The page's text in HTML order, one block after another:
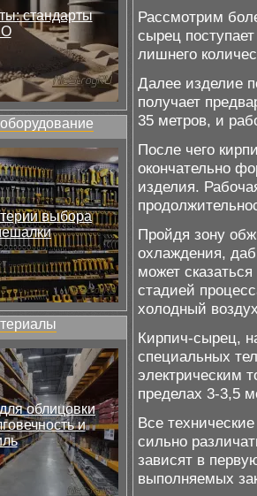
стандарты
выбора
облицовки
и
Рассмотрим
сырец
лишнего
Далее изделие
получает
35 метров, и
После чего
окончательно
изделия.
Пройдя зону
охлаждения,
может
стадией
холодный
Кирпич-сырец,
специальных
электрическим
пределах 3-3,5
Все
сильно
зависят в
выполняемых